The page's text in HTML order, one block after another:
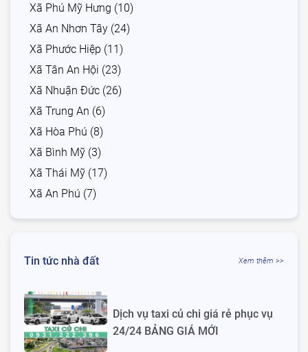
Xã Phú Mỹ Hưng (10)
Xã An Nhơn Tây (24)
Xã Phước Hiệp (11)
Xã Tân An Hội (23)
Xã Nhuận Đức (26)
Xã Trung An (6)
Xã Hòa Phú (8)
Xã Bình Mỹ (3)
Xã Thái Mỹ (17)
Xã An Phú (7)
Tin tức nhà đất Xem thêm >>
Dịch vụ taxi củ chi giá rẻ phục vụ
24/24 BẢNG GIÁ MỚI